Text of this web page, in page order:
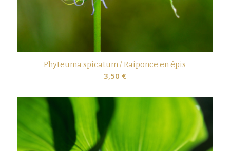
Phyteuma spicatum / Raiponce en épis
3,50 €